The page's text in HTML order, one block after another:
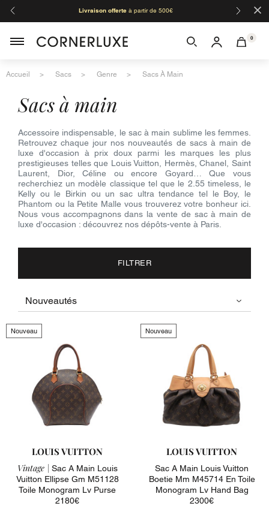
Livraison offerteà partir de 500€ ×
0
Accueil Sacs Genre Sacs À Main
sacs à main
Accessoire indispensable, le sac à main sublime les femmes.
Retrouvez chaque jour nos nouveautés de sacs à main de
luxe d'occasion à prix doux parmi les marques les plus
prestigieuses telles que Louis Vuitton, Hermès, Chanel, Saint
Laurent, Dior, Céline ou encore Goyard… Que vous
recherchiez un modèle classique tel que le 2.55 timeless, le
Kelly ou le Birkin ou un sac ultra tendance tel le Boy, le
Phantom ou la Petite Malle vous trouverez votre bonheur ici.
Nous vous accompagnons dans la vente de sac à main de
luxe d'occasion : découvrez nos dépôts-vente à Paris.
FILTRER
Nouveau
LOUIS VUITTON
Vintage | Sac A Main Louis
Vuitton Ellipse Gm M51128
Toile Monogram Lv Purse
2180€
Nouveau
LOUIS VUITTON
Sac A Main Louis Vuitton
Boetie Mm M45714 En Toile
Monogram Lv Hand Bag
2300€